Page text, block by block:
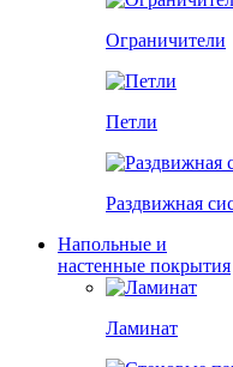
Ограничители
Петли
Раздвижная
Напольные и
настенные покрытия
Ламинат